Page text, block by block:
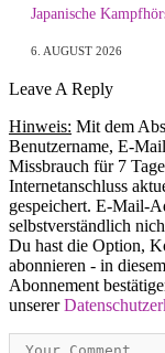
Japanische
6. AUGUST 2026
Leave A Reply
Hinweis: Mit dem
Benutzername, E-
Missbrauch für 7
Internetanschluss
gespeichert. E-Mail-
selbstverständlich
Du hast die Option,
abonnieren - in
Abonnement
unserer